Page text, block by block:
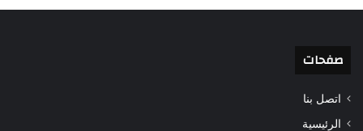
صفحات
اتصل بنا
الرئيسية